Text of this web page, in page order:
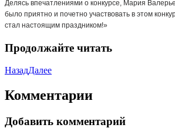
Делясь впечатлениями о конкурсе, Мария
было приятно и почетно участвовать в этом
стал настоящим праздником!»
Продолжайте читать
НазадДалее
Комментарии
Добавить комментарий